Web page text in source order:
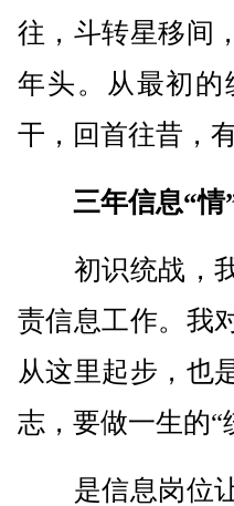
往，斗转星移间
年头。从最初的
干，回首往昔，
三年信息“情
初识统战，我
责信息工作。我
从这里起步，也
志，要做一生的“
是信息岗位让